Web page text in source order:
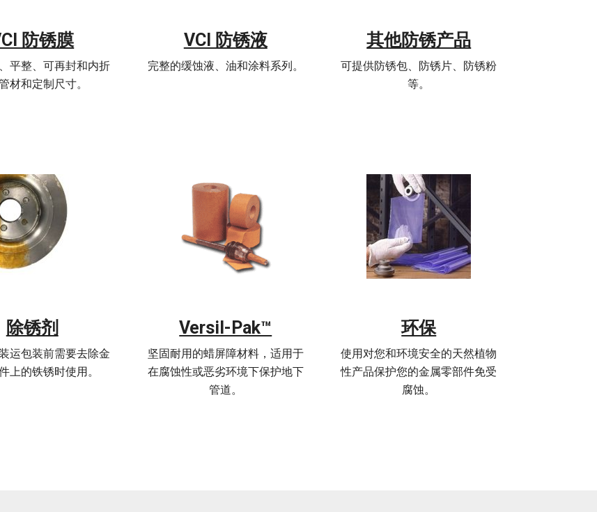
防锈膜
平整、可再封和内折
材和定制尺寸。
VCI 防锈液
完整的缓蚀液、油和涂料系列。
其他防锈产品
可提供防锈包、防锈片、防锈粉
等。
除锈剂
运包装前需要去除金
上的铁锈时使用。
Versil-Pak™
坚固耐用的蜡屏障材料，适用于
在腐蚀性或恶劣环境下保护地下
管道。
环保
使用对您和环境安全的天然植物
性产品保护您的金属零部件免受
腐蚀。